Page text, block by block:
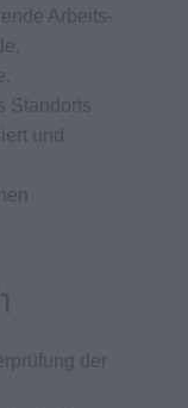
Arbeits-
Standorts
und
der